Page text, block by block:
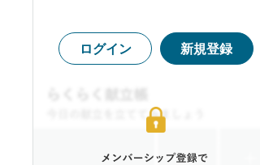
ログイン 新規登録